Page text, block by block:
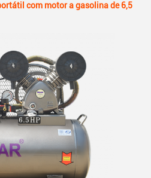
com motor a gasolina de 6,5